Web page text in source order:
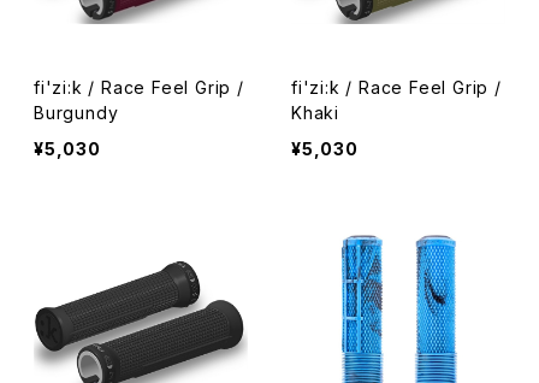
fi'zi:k / Race Feel Grip /
Burgundy
¥5,030
fi'zi:k / Race Feel Grip /
Khaki
¥5,030